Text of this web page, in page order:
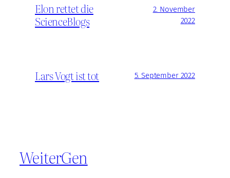
Elon rettet die
ScienceBlogs
2. November
2022
Lars Vogt ist tot 5. September 2022
WeiterGen